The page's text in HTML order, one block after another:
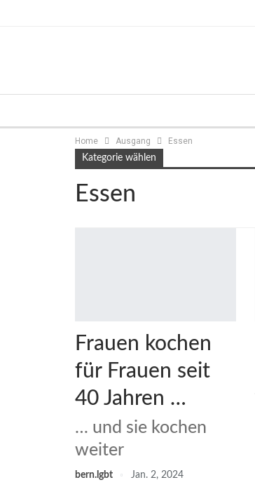
Home Ausgang
Essen
Kategorie wählen
Essen
Frauen kochen
für Frauen seit
40 Jahren …
… und sie kochen
weiter
bern.lgbt Jan. 2, 2024